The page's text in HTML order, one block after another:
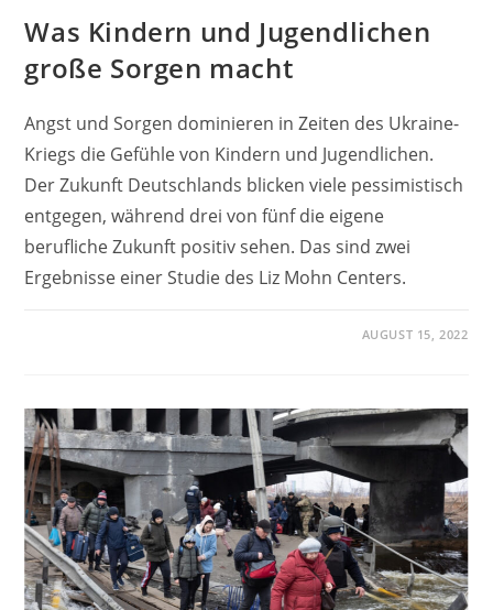
Was Kindern und Jugendlichen
große Sorgen macht
Angst und Sorgen dominieren in Zeiten des Ukraine-
Kriegs die Gefühle von Kindern und Jugendlichen.
Der Zukunft Deutschlands blicken viele pessimistisch
entgegen, während drei von fünf die eigene
berufliche Zukunft positiv sehen. Das sind zwei
Ergebnisse einer Studie des Liz Mohn Centers.
AUGUST 15, 2022